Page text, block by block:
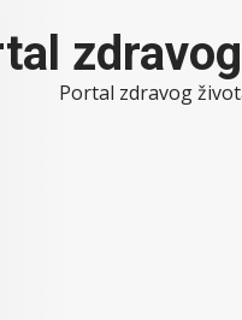
Portal zdravog